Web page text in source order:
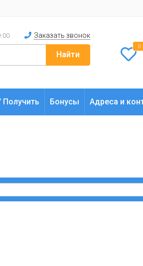
Заказать звонок
Найти
0
Получить Бонусы Адреса и